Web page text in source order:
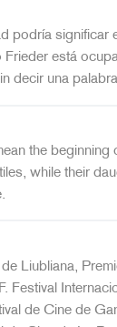
podría
está
decir una
the
while their
Liubliana,
Festival
de Cine de